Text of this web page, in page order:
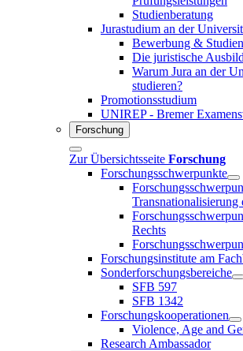
Studienberatung
Jurastudium an der
Bewerbung &
Die juristische
Warum Jura an der
studieren?
Promotionsstudium
UNIREP - Bremer
Forschung
Zur Übersichtsseite Forschung
Forschungsschwerpunkte
Transnationalisierung
Rechts
Forschungsinstitute am
Sonderforschungsbereiche
SFB 597
SFB 1342
Forschungskooperationen
Violence, Age and
Research Ambassador